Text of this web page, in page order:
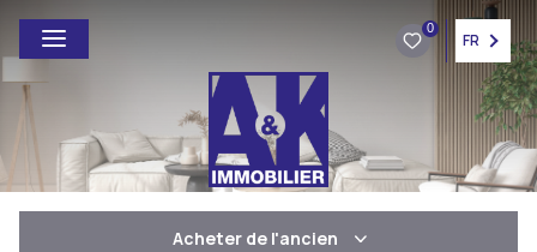
0
FR
Acheter de l'ancien